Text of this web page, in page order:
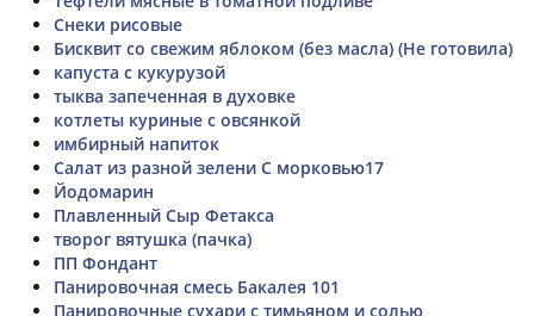
Снеки рисовые
Бисквит со свежим яблоком (без масла) (Не готовила)
капуста с кукурузой
тыква запеченная в духовке
котлеты куриные с овсянкой
имбирный напиток
Салат из разной зелени С морковью17
Йодомарин
Плавленный Сыр Фетакса
творог вятушка (пачка)
ПП Фондант
Панировочная смесь Бакалея 101
Панировочные сухари с тимьяном и солью